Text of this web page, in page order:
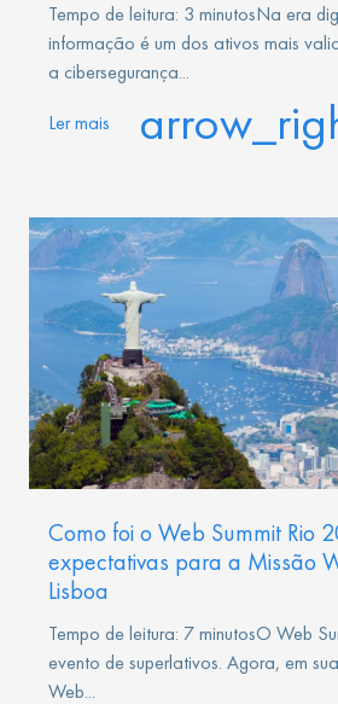
Tempo de leitura: 3 minutosNa era
informação é um dos ativos mais
a cibersegurança...
Ler mais
Como foi o Web Summit Rio
expectativas para a Missão
Lisboa
Tempo de leitura: 7 minutosO Web
evento de superlativos. Agora, em
Web...